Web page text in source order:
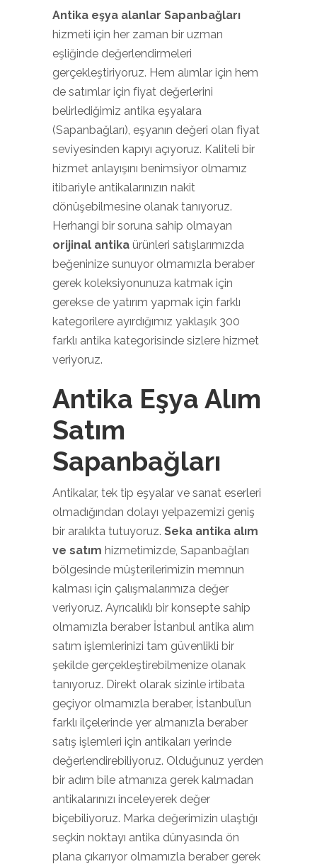
Antika eşya alanlar Sapanbağları
hizmeti için her zaman bir uzman
eşliğinde değerlendirmeleri
gerçekleştiriyoruz. Hem alımlar için hem
de satımlar için fiyat değerlerini
belirlediğimiz antika eşyalara
(Sapanbağları), eşyanın değeri olan fiyat
seviyesinden kapıyı açıyoruz. Kaliteli bir
hizmet anlayışını benimsiyor olmamız
itibariyle antikalarınızın nakit
dönüşebilmesine olanak tanıyoruz.
Herhangi bir soruna sahip olmayan
orijinal antika ürünleri satışlarımızda
beğeninize sunuyor olmamızla beraber
gerek koleksiyonunuza katmak için
gerekse de yatırım yapmak için farklı
kategorilere ayırdığımız yaklaşık 300
farklı antika kategorisinde sizlere hizmet
veriyoruz.
Antika Eşya Alım
Satım
Sapanbağları
Antikalar, tek tip eşyalar ve sanat eserleri
olmadığından dolayı yelpazemizi geniş
bir aralıkta tutuyoruz. Seka antika alım
ve satım hizmetimizde, Sapanbağları
bölgesinde müşterilerimizin memnun
kalması için çalışmalarımıza değer
veriyoruz. Ayrıcalıklı bir konsepte sahip
olmamızla beraber İstanbul antika alım
satım işlemlerinizi tam güvenlikli bir
şekilde gerçekleştirebilmenize olanak
tanıyoruz. Direkt olarak sizinle irtibata
geçiyor olmamızla beraber, İstanbul’un
farklı ilçelerinde yer almanızla beraber
satış işlemleri için antikaları yerinde
değerlendirebiliyoruz. Olduğunuz yerden
bir adım bile atmanıza gerek kalmadan
antikalarınızı inceleyerek değer
biçebiliyoruz. Marka değerimizin ulaştığı
seçkin noktayı antika dünyasında ön
plana çıkarıyor olmamızla beraber gerek